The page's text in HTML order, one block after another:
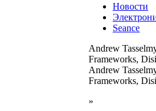
Новости
Seance
Andrew
Frameworks,
Andrew
Frameworks,
»